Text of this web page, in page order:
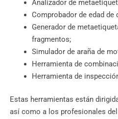
Analizador de
Comprobador de edad de
Generador de
fragmentos;
Simulador de araña de
Herramienta de
Herramienta de
Estas herramientas están
así como a los profesionales